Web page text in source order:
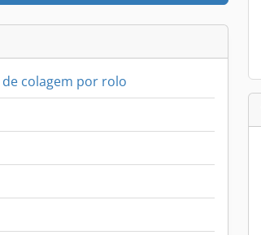
colagem por rolo